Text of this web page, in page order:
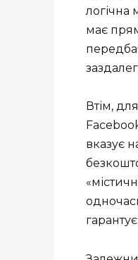
логічна
має
Втім,
вказує